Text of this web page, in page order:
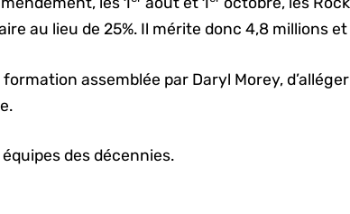
au lieu de 25%. Il mérite donc 4,8 millions
assemblée par Daryl Morey,
des décennies.